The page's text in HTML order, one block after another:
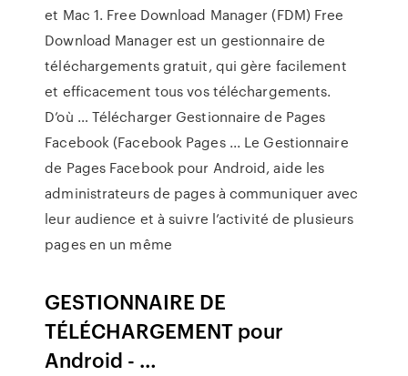
et Mac 1. Free Download Manager (FDM) Free
Download Manager est un gestionnaire de
téléchargements gratuit, qui gère facilement
et efficacement tous vos téléchargements.
D’où … Télécharger Gestionnaire de Pages
Facebook (Facebook Pages ... Le Gestionnaire
de Pages Facebook pour Android, aide les
administrateurs de pages à communiquer avec
leur audience et à suivre l’activité de plusieurs
pages en un même
GESTIONNAIRE DE
TÉLÉCHARGEMENT pour
Android - …